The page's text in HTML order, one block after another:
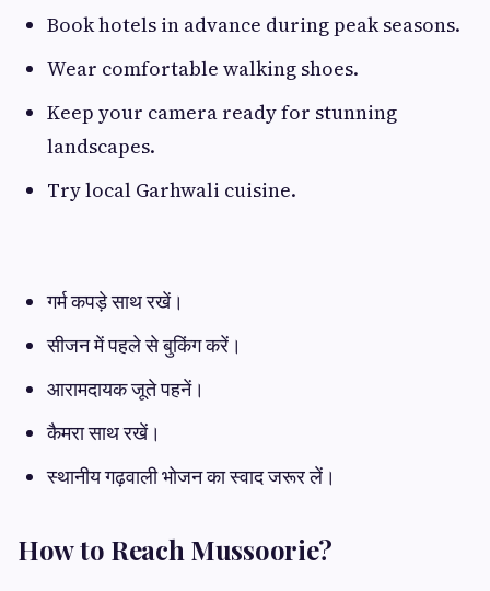
Book hotels in advance during peak seasons.
Wear comfortable walking shoes.
Keep your camera ready for stunning
landscapes.
Try local Garhwali cuisine.
गर्म कपड़े साथ रखें।
सीजन में पहले से बुकिंग करें।
आरामदायक जूते पहनें।
कैमरा साथ रखें।
स्थानीय गढ़वाली भोजन का स्वाद जरूर लें।
How to Reach Mussoorie?